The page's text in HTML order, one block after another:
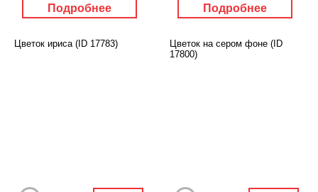
Подробнее Подробнее
Цветок ириса (ID 17783)
Цветок на сером фоне (ID
17800)